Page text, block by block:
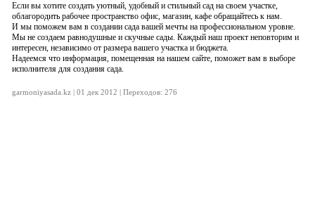
Если вы хотите создать уютный, удобный и стильный сад на своем участке,
облагородить рабочее пространство офис, магазин, кафе обращайтесь к нам.
И мы поможем вам в создании сада вашей мечты на профессиональном уровне.
Мы не создаем равнодушные и скучные сады. Каждый наш проект неповторим и
интересен, независимо от размера вашего участка и бюджета.
Надеемся что информация, помещенная на нашем сайте, поможет вам в выборе
исполнителя для создания сада.
garmoniyasada.kz | 01 дек 2012 | Переходов: 276